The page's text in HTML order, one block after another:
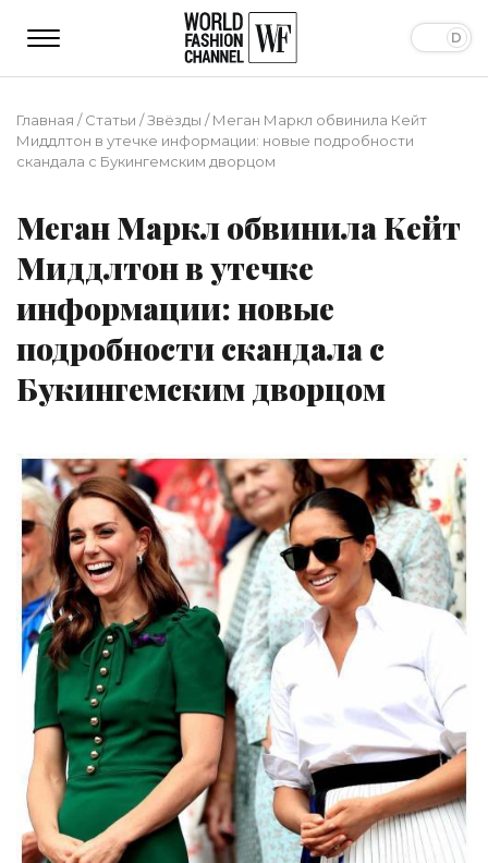
Главная /Статьи /Звёзды /Меган Маркл обвинила Кейт
Миддлтон в утечке информации: новые подробности
скандала с Букингемским дворцом
Меган Маркл обвинила Кейт
Миддлтон в утечке
информации: новые
подробности скандала с
Букингемским дворцом